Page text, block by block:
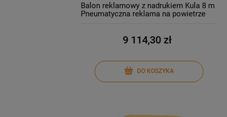
Balon reklamowy z nadrukiem Kula 8 m
Pneumatyczna reklama na powietrze
9 114,30 zł
DO KOSZYKA